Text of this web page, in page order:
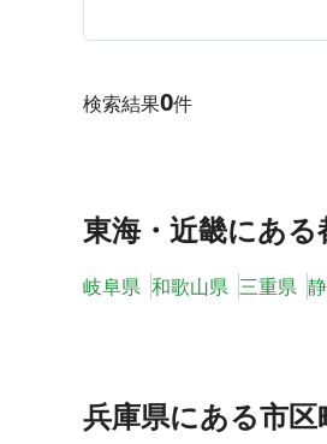
検索結果0件
東海・近畿にある
岐阜県 和歌山県 三重県
兵庫県にある市区